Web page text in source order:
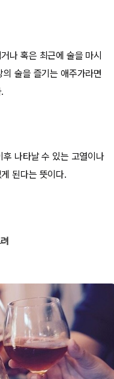
나 혹은 최근에 술을 마시
술을 즐기는 애주가라면
나타날 수 있는 고열이나
된다는 뜻이다.